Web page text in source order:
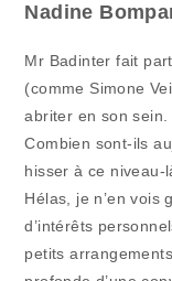
Nadine
Mr Badinter fait
(comme Simone
abriter en son sein.
Combien sont-ils
hisser à ce niveau-
Hélas, je n’en
d’intérêts
petits